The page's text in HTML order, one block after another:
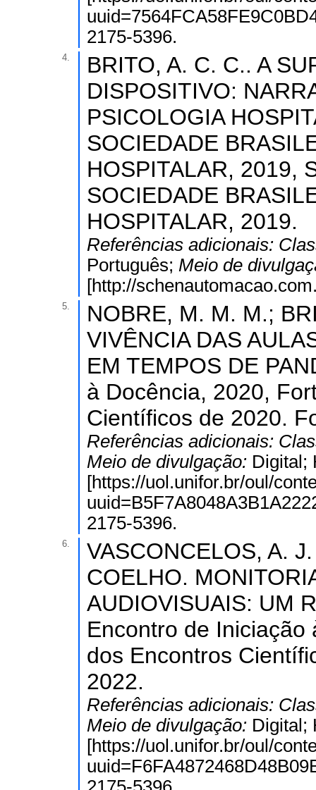
2175-5396.
4.
BRITO, A. C. C.. A
DISPOSITIVO:
PSICOLOGIA
SOCIEDADE
HOSPITALAR, 2019,
SOCIEDADE
HOSPITALAR, 2019.
Referências adicionais:
Português; Meio de
[http://
5.
NOBRE, M. M. M.;
VIVÊNCIA DAS
EM TEMPOS DE
à Docência, 2020,
Científicos de 2020.
Referências adicionais:
Meio de divulgação: Digital;
[https://uol.unifor.br/oul/
2175-5396.
6.
VASCONCELOS, A.
COELHO.
AUDIOVISUAIS: UM
Encontro de Iniciação
dos Encontros
2022.
Referências adicionais:
Meio de divulgação: Digital;
[https://uol.unifor.br/oul/